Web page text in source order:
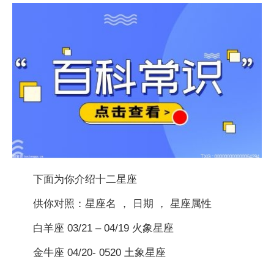
下面为你介绍十二星座
供你对照：星座名 ， 日期 ， 星座属性
白羊座 03/21 – 04/19 火象星座
金牛座 04/20- 0520 土象星座